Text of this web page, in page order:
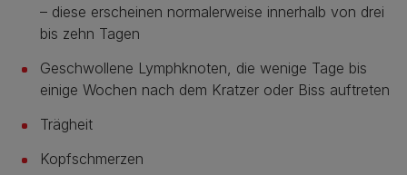
– diese erscheinen normalerweise innerhalb von drei
bis zehn Tagen
Geschwollene Lymphknoten, die wenige Tage bis
einige Wochen nach dem Kratzer oder Biss auftreten
Trägheit
Kopfschmerzen